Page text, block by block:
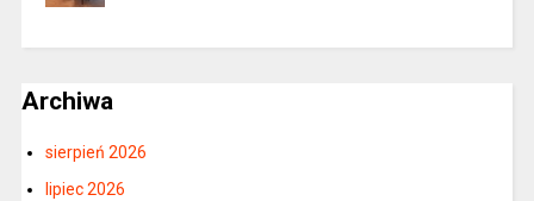
Archiwa
sierpień 2026
lipiec 2026